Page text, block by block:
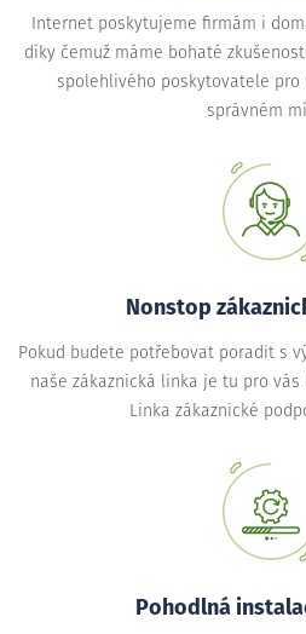
Internet poskytujeme firmám i
díky čemuž máme bohaté
spolehlivého poskytovatele pro
správném
Nonstop
Pokud budete potřebovat poradit s
naše zákaznická linka je tu pro vás
Linka zákaznické
Pohodlná